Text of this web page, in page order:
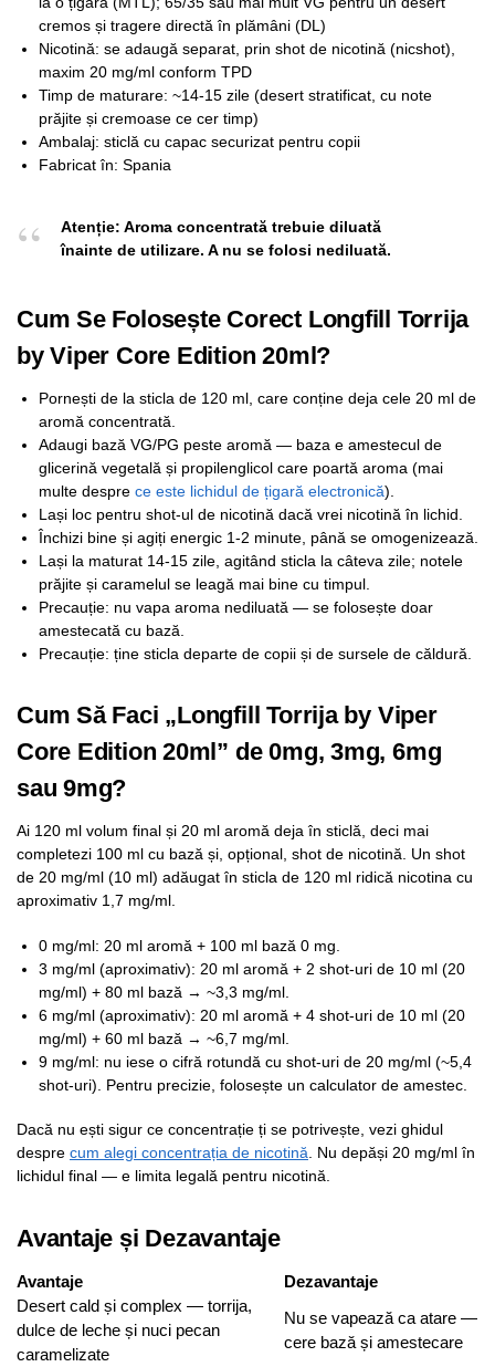
cremos și tragere directă în plămâni (DL)
Nicotină: se adaugă separat, prin shot de nicotină (nicshot),
maxim 20 mg/ml conform TPD
Timp de maturare: ~14-15 zile (desert stratificat, cu note
prăjite și cremoase ce cer timp)
Ambalaj: sticlă cu capac securizat pentru copii
Fabricat în: Spania
Atenție: Aroma concentrată trebuie diluată
înainte de utilizare. A nu se folosi nediluată.
Cum Se Folosește Corect Longfill Torrija
by Viper Core Edition 20ml?
Pornești de la sticla de 120 ml, care conține deja cele 20 ml de
aromă concentrată.
Adaugi bază VG/PG peste aromă — baza e amestecul de
glicerină vegetală și propilenglicol care poartă aroma (mai
multe despre ce este lichidul de țigară electronică).
Lași loc pentru shot-ul de nicotină dacă vrei nicotină în lichid.
Închizi bine și agiți energic 1-2 minute, până se omogenizează.
Lași la maturat 14-15 zile, agitând sticla la câteva zile; notele
prăjite și caramelul se leagă mai bine cu timpul.
Precauție: nu vapa aroma nediluată — se folosește doar
amestecată cu bază.
Precauție: ține sticla departe de copii și de sursele de căldură.
Cum Să Faci „Longfill Torrija by Viper
Core Edition 20ml” de 0mg, 3mg, 6mg
sau 9mg?
Ai 120 ml volum final și 20 ml aromă deja în sticlă, deci mai
completezi 100 ml cu bază și, opțional, shot de nicotină. Un shot
de 20 mg/ml (10 ml) adăugat în sticla de 120 ml ridică nicotina cu
aproximativ 1,7 mg/ml.
0 mg/ml: 20 ml aromă + 100 ml bază 0 mg.
3 mg/ml (aproximativ): 20 ml aromă + 2 shot-uri de 10 ml (20
mg/ml) + 80 ml bază → ~3,3 mg/ml.
6 mg/ml (aproximativ): 20 ml aromă + 4 shot-uri de 10 ml (20
mg/ml) + 60 ml bază → ~6,7 mg/ml.
9 mg/ml: nu iese o cifră rotundă cu shot-uri de 20 mg/ml (~5,4
shot-uri). Pentru precizie, folosește un calculator de amestec.
Dacă nu ești sigur ce concentrație ți se potrivește, vezi ghidul
despre cum alegi concentrația de nicotină. Nu depăși 20 mg/ml în
lichidul final — e limita legală pentru nicotină.
Avantaje și Dezavantaje
Avantaje
Dezavantaje
Desert cald și complex — torrija,
dulce de leche și nuci pecan
caramelizate
Nu se vapează ca atare —
cere bază și amestecare